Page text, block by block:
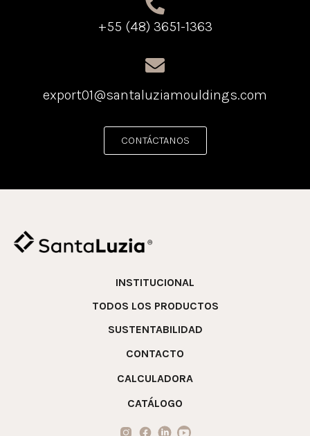
+55 (48) 3651-1363
export01@santaluziamouldings.com
CONTÁCTANOS
INSTITUCIONAL
TODOS LOS PRODUCTOS
SUSTENTABILIDAD
CONTACTO
CALCULADORA
CATÁLOGO